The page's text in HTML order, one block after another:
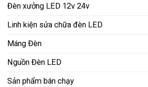
Đèn xưởng LED 12v 24v
Linh kiện sửa chữa đèn LED
Máng Đèn
Nguồn Đèn LED
Sản phẩm bán chạy